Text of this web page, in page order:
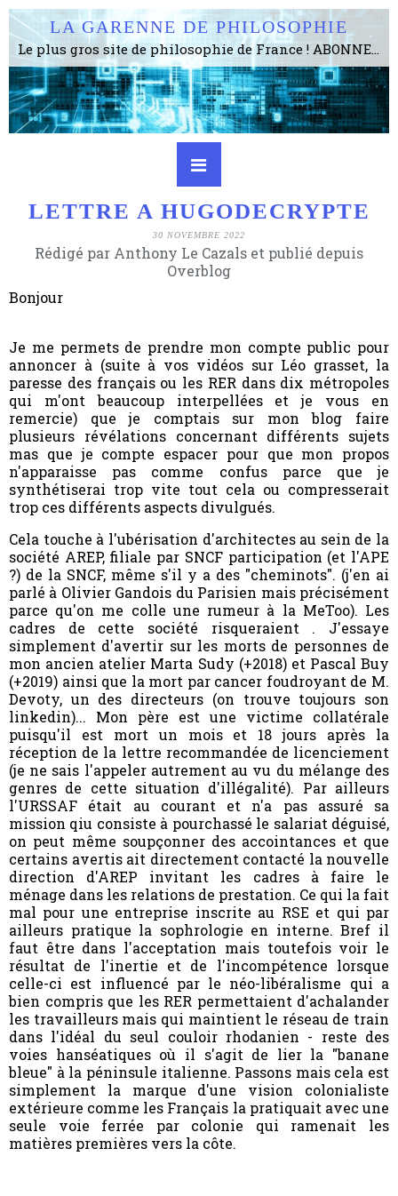
LA GARENNE DE PHILOSOPHIE
Le plus gros site de philosophie de France ! ABONNEZ-VOUS ! 4115 Articles, 1634 abonné·e·s, depuis 2006 . . . . . . . . 2 852 214 pages vues jusqu'à présent. Prestance et être apte à un plus grand nombre de choses.
LETTRE A HUGODECRYPTE
30 NOVEMBRE 2022
Rédigé par Anthony Le Cazals et publié depuis
Overblog
Bonjour
Je me permets de prendre mon compte public pour
annoncer à (suite à vos vidéos sur Léo grasset, la
paresse des français ou les RER dans dix métropoles
qui m'ont beaucoup interpellées et je vous en
remercie) que je comptais sur mon blog faire
plusieurs révélations concernant différents sujets
mas que je compte espacer pour que mon propos
n'apparaisse pas comme confus parce que je
synthétiserai trop vite tout cela ou compresserait
trop ces différents aspects divulgués.
Cela touche à l'ubérisation d'architectes au sein de la
société AREP, filiale par SNCF participation (et l'APE
?) de la SNCF, même s'il y a des "cheminots". (j'en ai
parlé à Olivier Gandois du Parisien mais précisément
parce qu'on me colle une rumeur à la MeToo). Les
cadres de cette société risqueraient . J'essaye
simplement d'avertir sur les morts de personnes de
mon ancien atelier Marta Sudy (+2018) et Pascal Buy
(+2019) ainsi que la mort par cancer foudroyant de M.
Devoty, un des directeurs (on trouve toujours son
linkedin)... Mon père est une victime collatérale
puisqu'il est mort un mois et 18 jours après la
réception de la lettre recommandée de licenciement
(je ne sais l'appeler autrement au vu du mélange des
genres de cette situation d'illégalité). Par ailleurs
l'URSSAF était au courant et n'a pas assuré sa
mission qiu consiste à pourchassé le salariat déguisé,
on peut même soupçonner des accointances et que
certains avertis ait directement contacté la nouvelle
direction d'AREP invitant les cadres à faire le
ménage dans les relations de prestation. Ce qui la fait
mal pour une entreprise inscrite au RSE et qui par
ailleurs pratique la sophrologie en interne. Bref il
faut être dans l'acceptation mais toutefois voir le
résultat de l'inertie et de l'incompétence lorsque
celle-ci est influencé par le néo-libéralisme qui a
bien compris que les RER permettaient d'achalander
les travailleurs mais qui maintient le réseau de train
dans l'idéal du seul couloir rhodanien - reste des
voies hanséatiques où il s'agit de lier la "banane
bleue" à la péninsule italienne. Passons mais cela est
simplement la marque d'une vision colonialiste
extérieure comme les Français la pratiquait avec une
seule voie ferrée par colonie qui ramenait les
matières premières vers la côte.